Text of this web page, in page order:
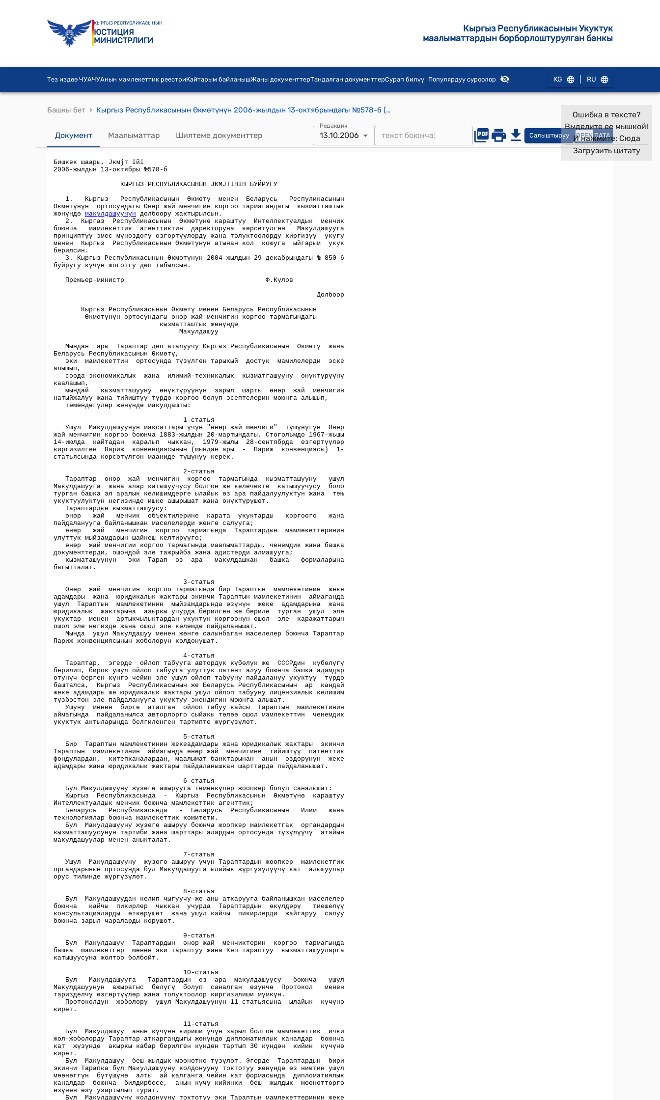
КЫРГЫЗ РЕСПУБЛИКАСЫНЫН
ЮСТИЦИЯ
МИНИСТРЛИГИ
Кыргыз Республикасынын Укуктук
маалыматтардын борборлоштурулган банкы
Тез издөө ЧУАЧУАнын мамлекеттик реестриКайтарым байланышЖаңы документтерТандалган документтерСурап билүү Популярдуу суроолор KG RU
Башкы бет › Кыргыз Республикасынын Өкмөтүнүн 2006-жылдын 13-октябрындагы №578-б (Кыргыз Республикасынын Өкмөтү менен Беларусь Республикасынын Өкмөтүнүн ортосундагы макулдашуунун долбоорун жактыруу жөнүндө) буйрук
Документ Маалыматтар Шилтеме документтер
Редакция
13.10.2006 Салыштыруу OPEN DATA
Ошибка в тексте?
Выделите ее мышкой!
И нажмите: Сюда
Загрузить цитату